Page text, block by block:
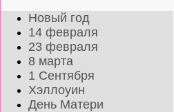
Новый год
14 февраля
23 февраля
8 марта
1 Сентября
Хэллоуин
День Матери